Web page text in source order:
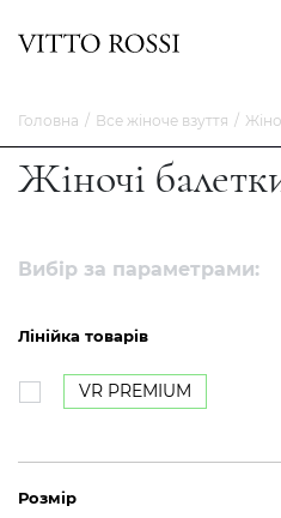
Головна Все жіноче взуття
Жіночі
Вибір за параметрами:
Лінійка товарів
VR PREMIUM
Розмір